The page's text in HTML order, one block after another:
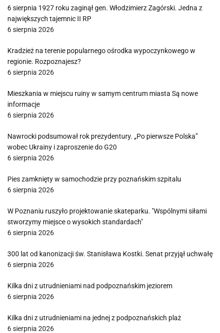
6 sierpnia 1927 roku zaginął gen. Włodzimierz Zagórski. Jedna z
największych tajemnic II RP
6 sierpnia 2026
Kradzież na terenie popularnego ośrodka wypoczynkowego w
regionie. Rozpoznajesz?
6 sierpnia 2026
Mieszkania w miejscu ruiny w samym centrum miasta Są nowe
informacje
6 sierpnia 2026
Nawrocki podsumował rok prezydentury. „Po pierwsze Polska”
wobec Ukrainy i zaproszenie do G20
6 sierpnia 2026
Pies zamknięty w samochodzie przy poznańskim szpitalu
6 sierpnia 2026
W Poznaniu ruszyło projektowanie skateparku. "Wspólnymi siłami
stworzymy miejsce o wysokich standardach"
6 sierpnia 2026
300 lat od kanonizacji św. Stanisława Kostki. Senat przyjął uchwałę
6 sierpnia 2026
Kilka dni z utrudnieniami nad podpoznańskim jeziorem
6 sierpnia 2026
Kilka dni z utrudnieniami na jednej z podpoznańskich plaż
6 sierpnia 2026